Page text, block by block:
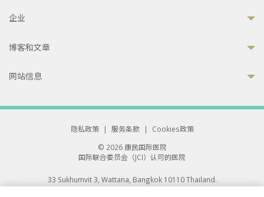
企业
博客和文章
网站信息
隐私政策 | 服务条款 |
Cookies政策
© 2026 康民国际医院
国际联合委员会（JCI）认可的医院
33 Sukhumvit 3, Wattana, Bangkok 10110 Thailand.
All rights reserved.